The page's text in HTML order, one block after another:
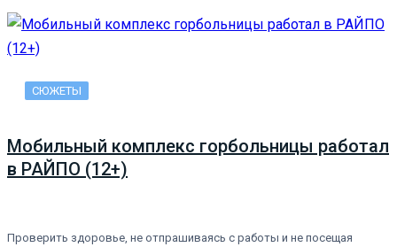
СЮЖЕТЫ
Мобильный комплекс горбольницы работал
в РАЙПО (12+)
Проверить здоровье, не отпрашиваясь с работы и не посещая